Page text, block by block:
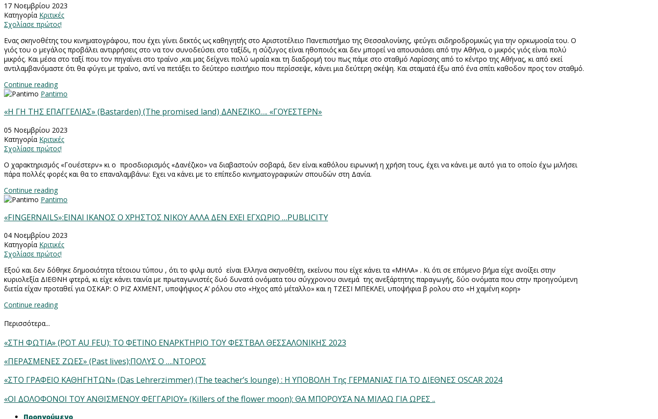
17 Νοεμβρίου 2023
Κατηγορία Κριτικές
Σχολίασε πρώτος!
Ενας σκηνοθέτης του κινηματογράφου, που έχει γίνει δεκτός ως καθηγητής στο Αριστοτέλειο Πανεπιστήμιο της Θεσσαλονίκης, φεύγει σιδηροδρομικώς για την ορκωμοσία του. Ο
γιός του ο μεγάλος προβάλει αντιρρήσεις στο να τον συνοδεύσει στο ταξίδι, η σύζυγος είναι ηθοποιός και δεν μπορεί να απουσιάσει από την Αθήνα, ο μικρός γιός είναι πολύ
μικρός. Και μέσα στο ταξί που τον πηγαίνει στο τραίνο ,και μας δείχνει πολύ ωραία και τη διαδρομή του πως πάμε στο σταθμό Λαρίσσης από το κέντρο της Αθήνας, κι από εκεί
αντιλαμβανόμαστε ότι θα φύγει με τραίνο, αντί να πετάξει το δεύτερο εισιτήριο που περίσσεψε, κάνει μια δεύτερη σκέψη. Και σταματά έξω από ένα σπίτι καθοδον προς τον σταθμό.
Continue reading
Pantimo
«Η ΓΗ ΤΗΣ ΕΠΑΓΓΕΛΙΑΣ» (Bastarden) (The promised land) ΔΑΝΕΖΙΚΟ…. «ΓΟΥΕΣΤΕΡΝ»
05 Νοεμβρίου 2023
Κατηγορία Κριτικές
Σχολίασε πρώτος!
Ο χαρακτηρισμός «Γουέστερν» κι ο προσδιορισμός «Δανέζικο» να διαβαστούν σοβαρά, δεν είναι καθόλου ειρωνική η χρήση τους, έχει να κάνει με αυτό για το οποίο έχω μιλήσει
πάρα πολλές φορές και θα το επαναλαμβάνω: Εχει να κάνει με το επίπεδο κινηματογραφικών σπουδών στη Δανία.
Continue reading
Pantimo
«FINGERNAILS»:ΕΙΝΑΙ ΙΚΑΝΟΣ Ο ΧΡΗΣΤΟΣ ΝΙΚΟΥ ΑΛΛΑ ΔΕΝ ΕΧΕΙ ΕΓΧΩΡΙΟ …PUBLICITY
04 Νοεμβρίου 2023
Κατηγορία Κριτικές
Σχολίασε πρώτος!
Εξού και δεν δόθηκε δημοσιότητα τέτοιου τύπου , ότι το φιλμ αυτό είναι Ελληνα σκηνοθέτη, εκείνου που είχε κάνει τα «ΜΗΛΑ» . Κι ότι σε επόμενο βήμα είχε ανοίξει στην
κυριολεξία ΔΙΕΘΝΗ φτερά, κι είχε κάνει ταινία με πρωταγωνιστές δυό δυνατά ονόματα του σύγχρονου σινεμά της ανεξάρτητης παραγωγής, δύο ονόματα που στην προηγούμενη
διετία είχαν προταθεί για ΟΣΚΑΡ: Ο ΡΙΖ ΑΧΜΕΝΤ, υποψήφιος Α’ ρόλου στο «Ηχος από μέταλλο» και η ΤΖΕΣΙ ΜΠΕΚΛΕΙ, υποψήφια β ρολου στο «Η χαμένη κορη»
Continue reading
Περισσότερα...
«ΣΤΗ ΦΩΤΙΑ» (POT AU FEU): ΤΟ ΦΕΤΙΝΟ ΕΝΑΡΚΤΗΡΙΟ ΤΟΥ ΦΕΣΤΒΑΛ ΘΕΣΣΑΛΟΝΙΚΗΣ 2023
«ΠΕΡΑΣΜΕΝΕΣ ΖΩΕΣ» (Past lives):ΠΟΛΥΣ Ο ….ΝΤΟΡΟΣ
«ΣΤΟ ΓΡΑΦΕΙΟ ΚΑΘΗΓΗΤΩΝ» (Das Lehrerzimmer) (The teacher’s lounge) : Η ΥΠΟΒΟΛΗ Της ΓΕΡΜΑΝΙΑΣ ΓΙΑ ΤΟ ΔΙΕΘΝΕΣ OSCAR 2024
«ΟΙ ΔΟΛΟΦΟΝΟΙ ΤΟΥ ΑΝΘΙΣΜΕΝΟΥ ΦΕΓΓΑΡΙΟΥ» (Killers of the flower moon): ΘΑ ΜΠΟΡΟΥΣΑ ΝΑ ΜΙΛΑΩ ΓΙΑ ΩΡΕΣ ..
Προηγούμενο